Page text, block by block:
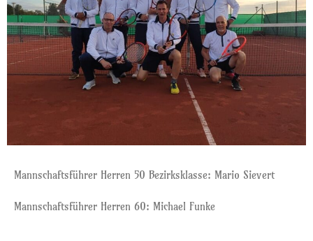
Mannschaftsführer Herren 50 Bezirksklasse: Mario Sievert
Mannschaftsführer Herren 60: Michael Funke